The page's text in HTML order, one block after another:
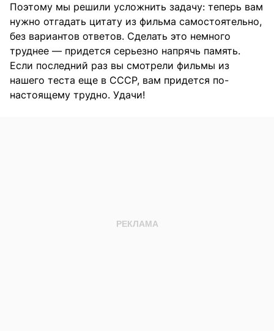
Поэтому мы решили усложнить задачу: теперь вам
нужно отгадать цитату из фильма самостоятельно,
без вариантов ответов. Сделать это немного
труднее — придется серьезно напрячь память.
Если последний раз вы смотрели фильмы из
нашего теста еще в СССР, вам придется по-
настоящему трудно. Удачи!